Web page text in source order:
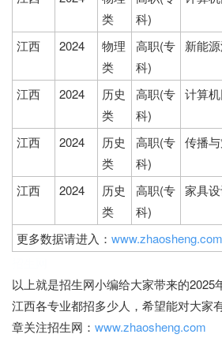
类
科)
江西
2024
物理
类
高职(专
科)
新能
江西
2024
历史
类
高职(专
科)
计算
江西
2024
历史
类
高职(专
科)
传播
江西
2024
历史
类
高职(专
科)
家具
更多数据请进入：
以上就是招生网小编给大家带来的2025
江西各专业都招多少人，希望能对大家
章关注招生网： www.zhaosheng.com